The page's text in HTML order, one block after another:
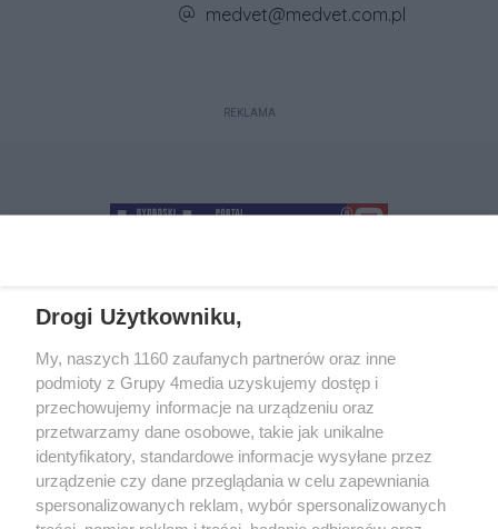
Adres e-mail firmy:
medvet@medvet.com.pl
REKLAMA
+48 52 5812666
O nas Reklama Regulamin
Kontakt
Wydarzenia
Ogłoszenia Katalog firm
Drogi Użytkowniku,
My, naszych 1160 zaufanych partnerów oraz inne
podmioty z Grupy 4media uzyskujemy dostęp i
przechowujemy informacje na urządzeniu oraz
przetwarzamy dane osobowe, takie jak unikalne
identyfikatory, standardowe informacje wysyłane przez
urządzenie czy dane przeglądania w celu zapewniania
spersonalizowanych reklam, wybór spersonalizowanych